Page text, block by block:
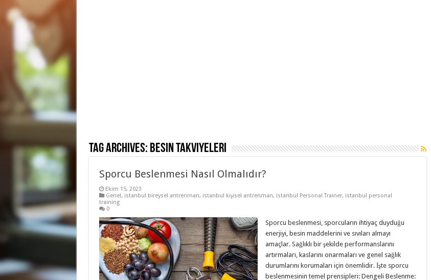
Tag Archives: besin takviyeleri
Sporcu Beslenmesi Nasıl Olmalıdır?
Ekim 15, 2023
Genel, istanbul bireysel antrenman, istanbul kişisel antrenman, istanbul Personal Trainer, istanbul personal
training
0
Sporcu beslenmesi, sporcuların ihtiyaç duyduğu
enerjiyi, besin maddelerini ve sıvıları almayı
amaçlar. Sağlıklı bir şekilde performanslarını
artırmaları, kaslarını onarmaları ve genel sağlık
durumlarını korumaları için önemlidir. İşte sporcu
beslenmesinin temel prensipleri: Dengeli Beslenme: